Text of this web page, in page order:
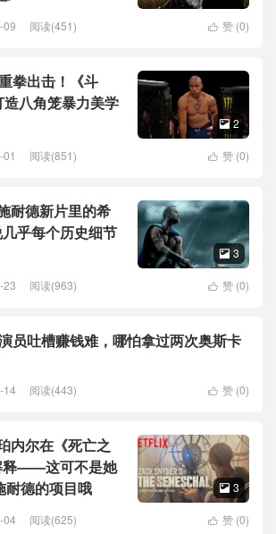
 赞 (0)
09 阅读(451)
拳出击！《斗
八角笼暴力美学
 2
 赞 (0)
阅读(851)
耐德新片里的希
乎每个历史细节
 3
 赞 (0)
23 阅读(963)
员吐槽赚钱难，哪怕拿过两次奥斯卡
 赞 (0)
14 阅读(443)
内尔在《死亡之
释——这可不是她
耐德的项目哦
 3
 赞 (0)
04 阅读(625)